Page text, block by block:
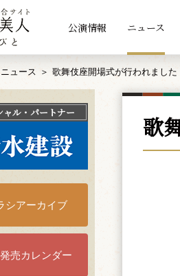
公演情報 ニュース
ニュース 歌舞伎座開場式が行われました
歌
ャル・パートナー
シアーカイブ
売カレンダー